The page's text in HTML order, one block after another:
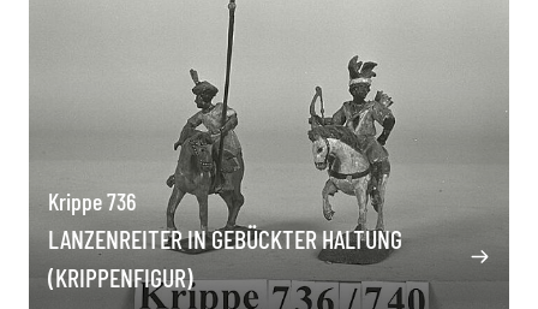
Krippe 736
LANZENREITER IN GEBÜCKTER HALTUNG
(KRIPPENFIGUR)